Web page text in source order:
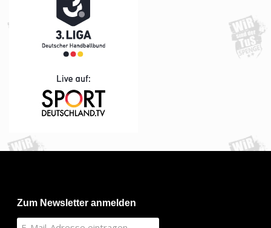
Zum Newsletter anmelden